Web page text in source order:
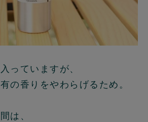
っていますが、
の香りをやわらげるため。
は、